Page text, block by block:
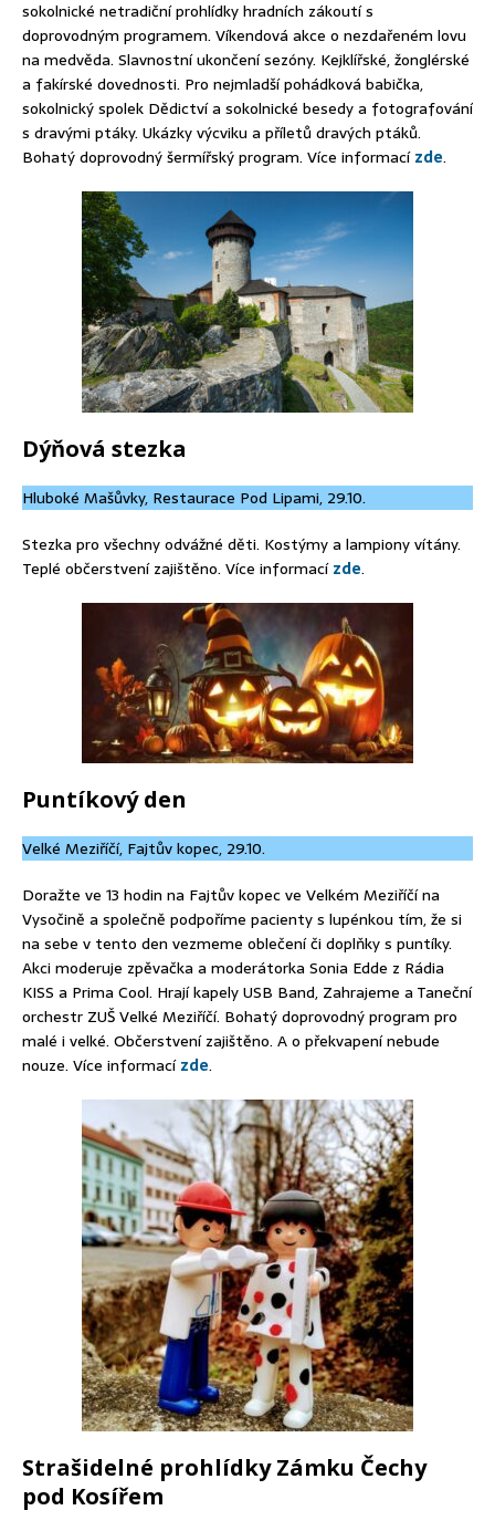
sokolnické netradiční prohlídky hradních zákoutí s
doprovodným programem. Víkendová akce o nezdařeném lovu
na medvěda. Slavnostní ukončení sezóny. Kejklířské, žonglérské
a fakírské dovednosti. Pro nejmladší pohádková babička,
sokolnický spolek Dědictví a sokolnické besedy a fotografování
s dravými ptáky. Ukázky výcviku a příletů dravých ptáků.
Bohatý doprovodný šermířský program. Více informacízde.
Dýňová stezka
Hluboké Mašůvky, Restaurace Pod Lipami, 29.10.
Stezka pro všechny odvážné děti. Kostýmy a lampiony vítány.
Teplé občerstvení zajištěno. Více informacízde.
Puntíkový den
Velké Meziříčí, Fajtův kopec, 29.10.
Doražte ve 13 hodin na Fajtův kopec ve Velkém Meziříčí na
Vysočině a společně podpoříme pacienty s lupénkou tím, že si
na sebe v tento den vezmeme oblečení či doplňky s puntíky.
Akci moderuje zpěvačka a moderátorka Sonia Edde z Rádia
KISS a Prima Cool. Hrají kapely USB Band, Zahrajeme a Taneční
orchestr ZUŠ Velké Meziříčí. Bohatý doprovodný program pro
malé i velké. Občerstvení zajištěno. A o překvapení nebude
nouze. Více informacízde.
Strašidelné prohlídky Zámku Čechy
pod Kosířem